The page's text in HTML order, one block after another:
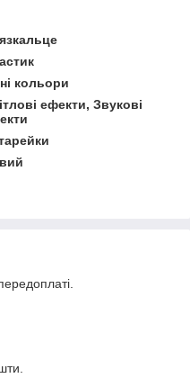
кольори
ефекти, Звукові